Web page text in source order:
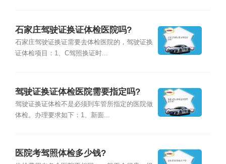
石家庄驾驶证换证体检医院吗?
石家庄驾驶证换证需要去体检医院的，驾驶证换
证体检项目：1、C驾照换证时...
驾驶证换证体检医院需要指定吗?
驾驶证换证体检不是必须到车管所指定的医院做
体检。办理要求如下：1、新面...
医院考驾照体检多少钱?